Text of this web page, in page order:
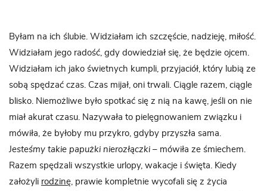
Byłam na ich ślubie. Widziałam ich szczęście, nadzieję, miłość.
Widziałam jego radość, gdy dowiedział się, że będzie ojcem.
Widziałam ich jako świetnych kumpli, przyjaciół, który lubią ze
sobą spędzać czas. Czas mijał, oni trwali. Ciągle razem, ciągle
blisko. Niemożliwe było spotkać się z nią na kawę, jeśli on nie
miał akurat czasu. Nazywała to pielęgnowaniem związku i
mówiła, że byłoby mu przykro, gdyby przyszła sama.
Jesteśmy takie papużki nierozłączki – mówiła ze śmiechem.
Razem spędzali wszystkie urlopy, wakacje i święta. Kiedy
założyli rodzinę, prawie kompletnie wycofali się z życia